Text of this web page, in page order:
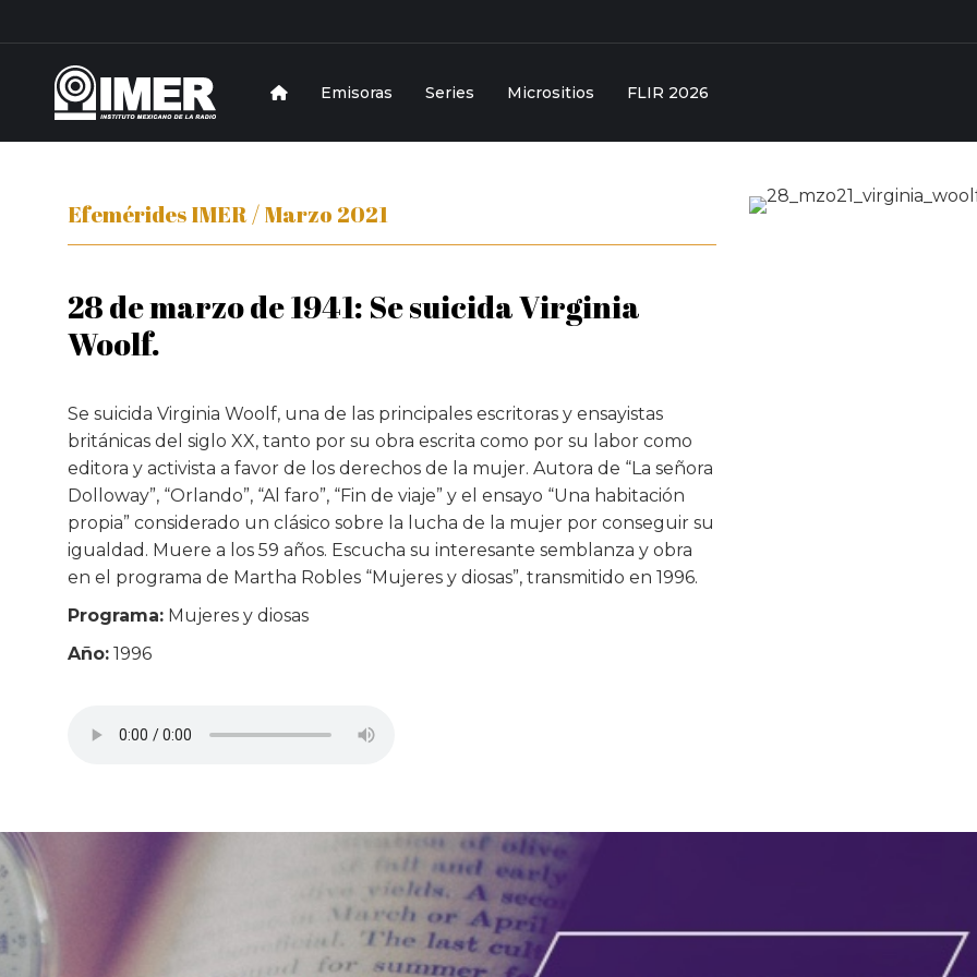
Emisoras Series Micrositios FLIR 2026
Efemérides IMER / Marzo 2021
28 de marzo de 1941: Se suicida Virginia
Woolf.
Se suicida Virginia Woolf, una de las principales escritoras y ensayistas
británicas del siglo XX, tanto por su obra escrita como por su labor como
editora y activista a favor de los derechos de la mujer. Autora de “La señora
Dolloway”, “Orlando”, “Al faro”, “Fin de viaje” y el ensayo “Una habitación
propia” considerado un clásico sobre la lucha de la mujer por conseguir su
igualdad. Muere a los 59 años. Escucha su interesante semblanza y obra
en el programa de Martha Robles “Mujeres y diosas”, transmitido en 1996.
Programa: Mujeres y diosas
Año: 1996